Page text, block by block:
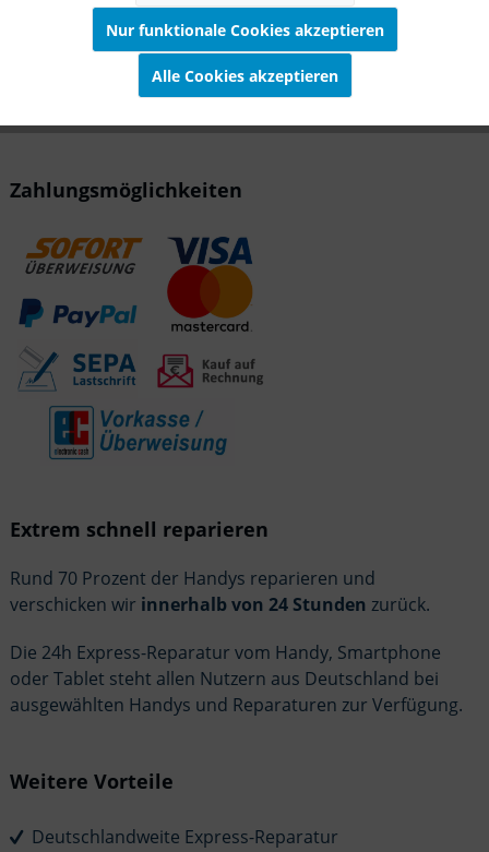
So einfach buchen Sie die Galaxy Z Fold 5 Reparatur bei
My Phone Repair Mit nur wenigen...mehr
Zahlungsmöglichkeiten
Extrem schnell reparieren
Rund 70 Prozent der Handys reparieren und
verschicken wir innerhalb von 24 Stunden zurück.
Die 24h Express-Reparatur vom Handy, Smartphone
oder Tablet steht allen Nutzern aus Deutschland bei
ausgewählten Handys und Reparaturen zur Verfügung.
Weitere Vorteile
Deutschlandweite Express-Reparatur
Tracking Inaktiv
Nur funktionale Cookies akzeptieren
Alle Cookies akzeptieren